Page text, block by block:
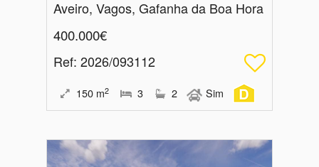
Aveiro, Vagos, Gafanha da Boa Hora
400.000€
Ref: 2026/093112
150 m2 3 2 Sim